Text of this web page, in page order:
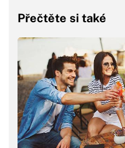
Přečtěte si také